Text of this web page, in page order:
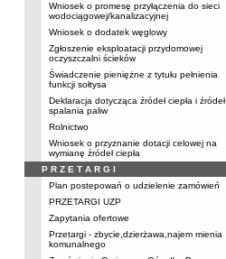
Wniosek o promesę przyłączenia do sieci
wodociągowej/kanalizacyjnej
Wniosek o dodatek węglowy
Zgłoszenie eksploatacji przydomowej
oczyszczalni ścieków
Świadczenie pieniężne z tytułu pełnienia
funkcji sołtysa
Deklaracja dotycząca źródeł ciepła i źródeł
spalania paliw
Rolnictwo
Wniosek o przyznanie dotacji celowej na
wymianę źródeł ciepła
P R Z E T A R G I
Plan postepowań o udzielenie zamówień
PRZETARGI UZP
Zapytania ofertowe
Przetargi - zbycie,dzierżawa,najem mienia
komunalnego